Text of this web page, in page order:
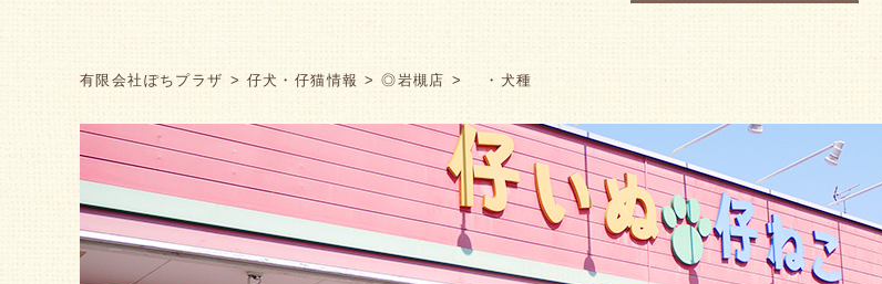
有限会社ぽちプラザ 仔犬・仔猫情報 ◎岩槻店 ・犬種